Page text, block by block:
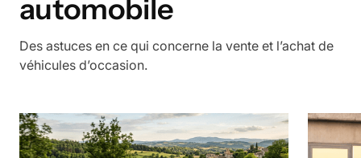
automobile
Des astuces en ce qui concerne la vente et l’achat de
véhicules d’occasion.